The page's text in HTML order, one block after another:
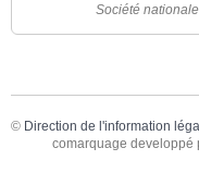
Société
© Direction de l'information
comarquage developpé